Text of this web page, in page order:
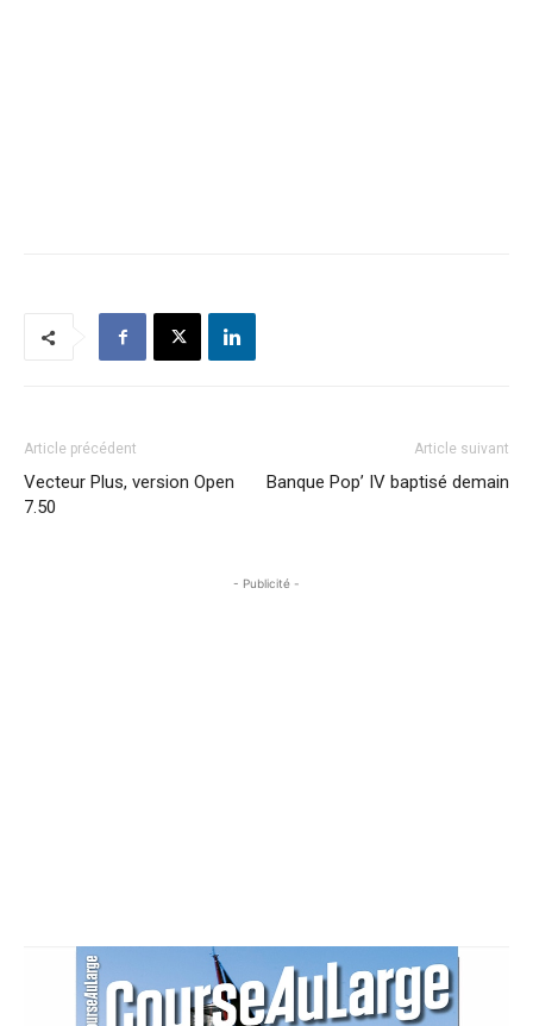
Article précédent
Vecteur Plus, version Open
7.50
Article suivant
Banque Pop’ IV baptisé demain
- Publicité -